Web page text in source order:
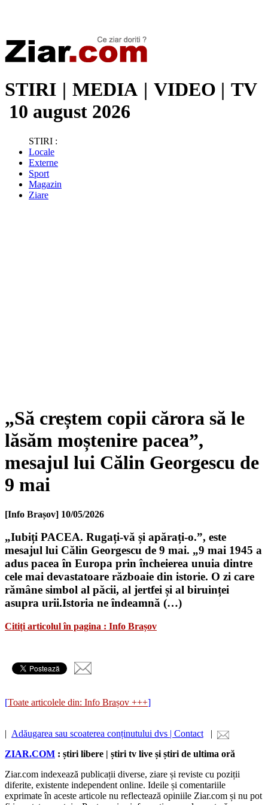
STIRI | MEDIA | VIDEO | TV
10 august 2026
STIRI :
Locale
Externe
Sport
Magazin
Ziare
„Să creștem copii cărora să le
lăsăm moștenire pacea”,
mesajul lui Călin Georgescu de
9 mai
[Info Brașov] 10/05/2026
„Iubiți PACEA. Rugați-vă și apărați-o.”, este
mesajul lui Călin Georgescu de 9 mai. „9 mai 1945 a
adus pacea în Europa prin încheierea unuia dintre
cele mai devastatoare războaie din istorie. O zi care
rămâne simbol al păcii, al jertfei și al biruinței
asupra urii.Istoria ne îndeamnă (…)
Citiți articolul în pagina : Info Brașov
[Toate articolele din: Info Brașov +++]
| Adăugarea sau scoaterea conținutului dvs | Contact |
ZIAR.COM : știri libere | știri tv live și știri de ultima oră
Ziar.com indexează publicații diverse, ziare și reviste cu poziții
diferite, existente independent online. Ideile și comentariile
exprimate în aceste articole nu reflectează opiniile Ziar.com și nu pot